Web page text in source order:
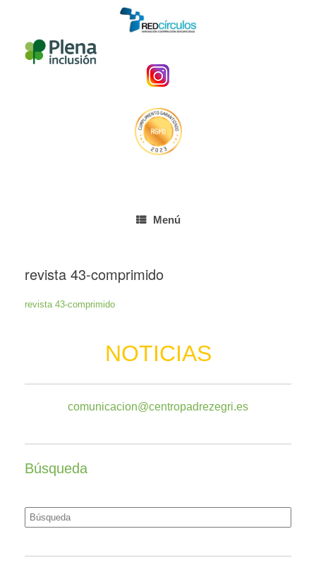
Menú
revista 43-comprimido
revista 43-comprimido
NOTICIAS
comunicacion@centropadrezegri.es
Búsqueda
Buscar: